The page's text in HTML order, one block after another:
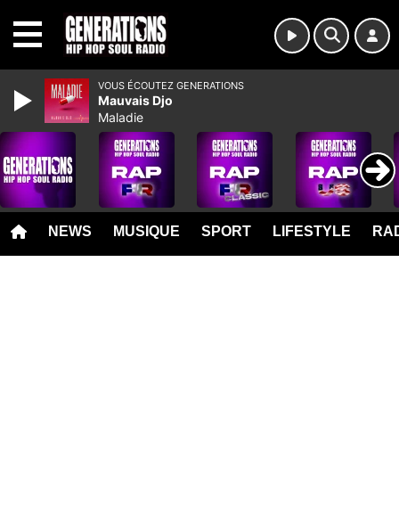
NEWS MUSIQUE SPORT LIFESTYLE
VOUS ÉCOUTEZ GENERATIONS
Mauvais Djo
Maladie